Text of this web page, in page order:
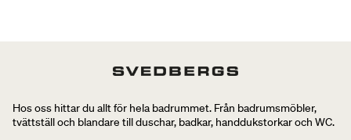
Hos oss hittar du allt för hela badrummet. Från badrumsmöbler,
tvättställ och blandare till duschar, badkar, handdukstorkar och WC.